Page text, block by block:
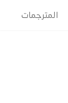
المترجمات